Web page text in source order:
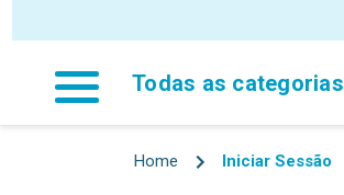
Todas as categorias
Home Iniciar Sessão